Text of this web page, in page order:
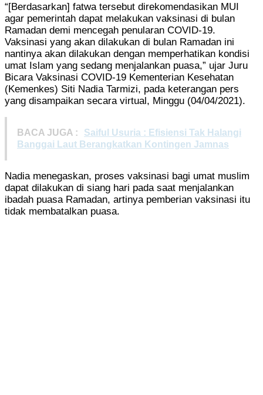
“[Berdasarkan] fatwa tersebut direkomendasikan MUI
agar pemerintah dapat melakukan vaksinasi di bulan
Ramadan demi mencegah penularan COVID-19.
Vaksinasi yang akan dilakukan di bulan Ramadan ini
nantinya akan dilakukan dengan memperhatikan kondisi
umat Islam yang sedang menjalankan puasa,” ujar Juru
Bicara Vaksinasi COVID-19 Kementerian Kesehatan
(Kemenkes) Siti Nadia Tarmizi, pada keterangan pers
yang disampaikan secara virtual, Minggu (04/04/2021).
BACA JUGA :
Saiful Usuria : Efisiensi Tak Halangi
Banggai Laut Berangkatkan Kontingen Jamnas
Nadia menegaskan, proses vaksinasi bagi umat muslim
dapat dilakukan di siang hari pada saat menjalankan
ibadah puasa Ramadan, artinya pemberian vaksinasi itu
tidak membatalkan puasa.